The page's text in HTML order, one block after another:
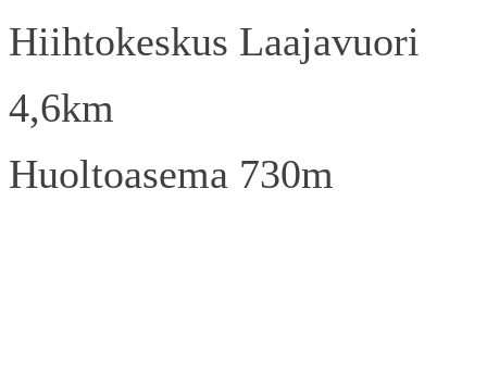
Hiihtokeskus Laajavuori
4,6km
Huoltoasema 730m